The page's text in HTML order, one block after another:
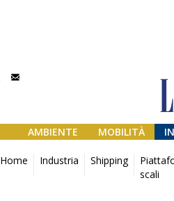
AMBIENTE MOBILITÀ
Home Industria Shipping
scali